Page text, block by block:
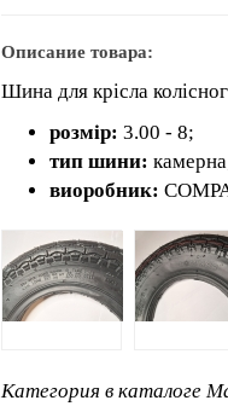
Описание товара:
Шина для крісла
розмір: 3.00 - 8;
тип шини:
виоробник:
Категория в каталоге